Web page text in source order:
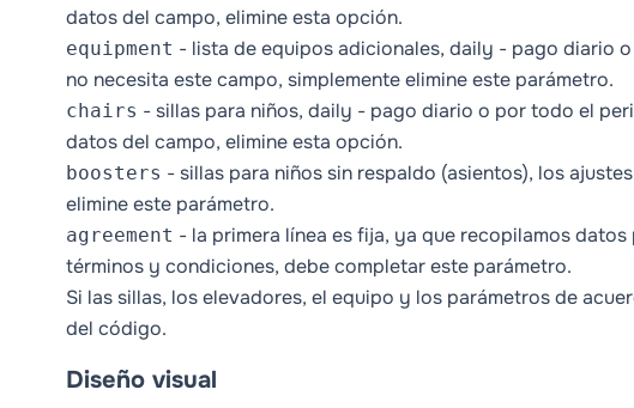
datos del campo, elimine esta opción.
equipment - lista de equipos adicionales, daily - pago diario
no necesita este campo, simplemente elimine este parámetro.
chairs - sillas para niños, daily - pago diario o por todo el
datos del campo, elimine esta opción.
boosters - sillas para niños sin respaldo (asientos), los
elimine este parámetro.
agreement - la primera línea es fija, ya que recopilamos
términos y condiciones, debe completar este parámetro.
Si las sillas, los elevadores, el equipo y los parámetros de
del código.
Diseño visual